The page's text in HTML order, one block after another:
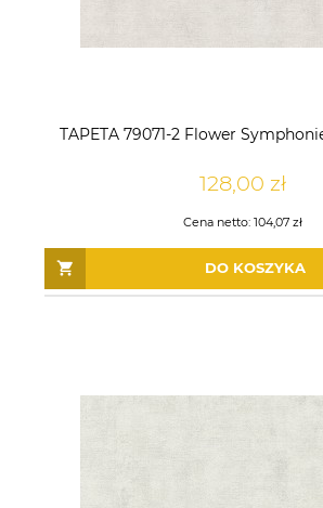
TAPETA 79071-2 Flower
128,00 zł
Cena netto: 104,07 zł
DO KOSZYKA